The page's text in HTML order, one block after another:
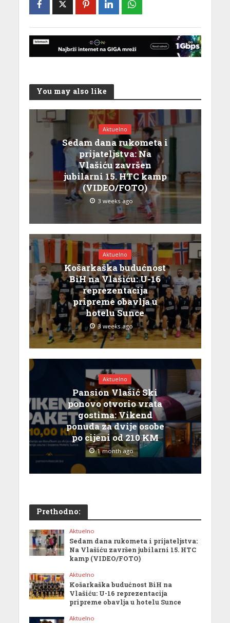
You may also like
Aktuelno
Sedam dana rukometa i
prijateljstva: Na
Vlašiću završen
jubilarni 15. HTC kamp
(VIDEO/FOTO)
3 weeks ago
Aktuelno
Košarkaška budućnost
BiH na Vlašiću: U-16
reprezentacija
pripreme obavlja u
hotelu Sunce
3 weeks ago
Aktuelno
Pansion Vlašić Ski
ponovo otvorio vrata
gostima: Vikend
ponuda za dvije osobe
po cijeni od 210 KM
1 month ago
Prethodno:
Aktuelno
Sedam dana rukometa i prijateljstva:
Na Vlašiću završen jubilarni 15. HTC
kamp (VIDEO/FOTO)
Aktuelno
Košarkaška budućnost BiH na
Vlašiću: U-16 reprezentacija
pripreme obavlja u hotelu Sunce
Aktuelno